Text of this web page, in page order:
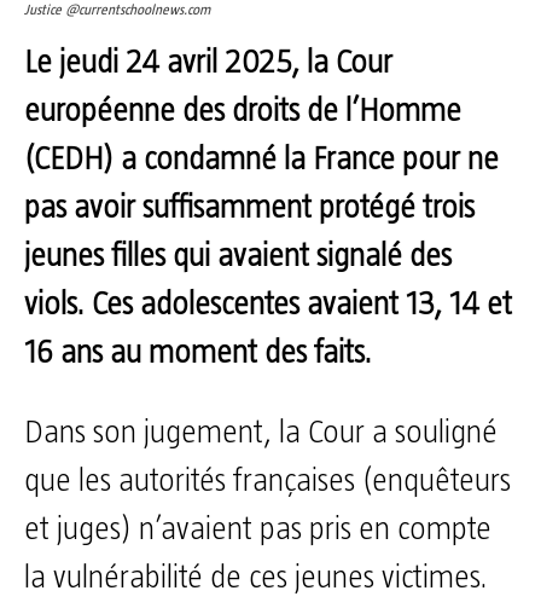
Justice @currentschoolnews.com
Le jeudi 24 avril 2025, la Cour
européenne des droits de l’Homme
(CEDH) a condamné la France pour ne
pas avoir suffisamment protégé trois
jeunes filles qui avaient signalé des
viols. Ces adolescentes avaient 13, 14 et
16 ans au moment des faits.
Dans son jugement, la Cour a souligné
que les autorités françaises (enquêteurs
et juges) n’avaient pas pris en compte
la vulnérabilité de ces jeunes victimes.